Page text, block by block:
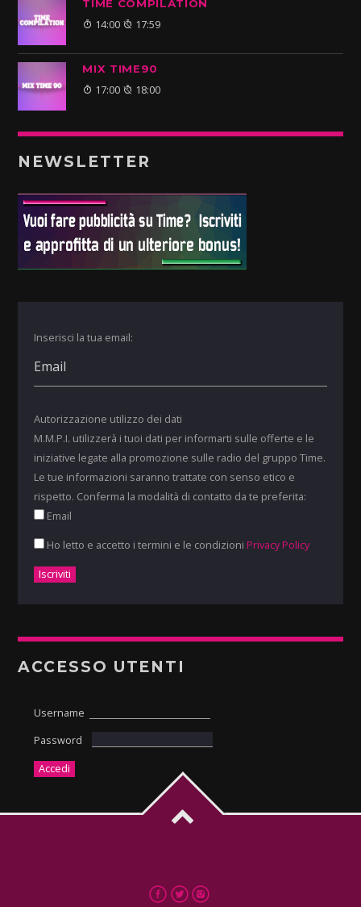
TIME COMPILATION
14:00 17:59
MIX TIME90
17:00 18:00
NEWSLETTER
Inserisci la tua email:
Autorizzazione utilizzo dei dati
M.M.P.I. utilizzerà i tuoi dati per informarti sulle offerte e le
iniziative legate alla promozione sulle radio del gruppo Time.
Le tue informazioni saranno trattate con senso etico e
rispetto. Conferma la modalità di contatto da te preferita:
Email
Ho letto e accetto i termini e le condizioni Privacy Policy
ACCESSO UTENTI
Username
Password